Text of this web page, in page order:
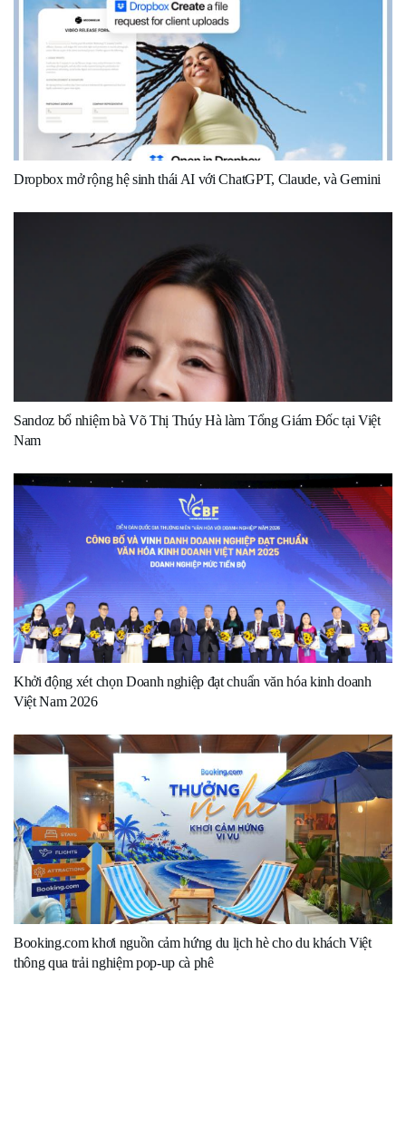
Dropbox mở rộng hệ sinh thái AI với ChatGPT, Claude, và Gemini
Sandoz bổ nhiệm bà Võ Thị Thúy Hà làm Tổng Giám Đốc tại Việt
Nam
Khởi động xét chọn Doanh nghiệp đạt chuẩn văn hóa kinh doanh
Việt Nam 2026
Booking.com khơi nguồn cảm hứng du lịch hè cho du khách Việt
thông qua trải nghiệm pop-up cà phê